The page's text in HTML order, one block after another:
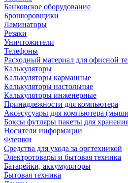
Банковское оборудование
Брошюровщики
Ламинаторы
Резаки
Уничтожители
Телефоны
Расходный материал для офисной
Калькуляторы
Калькуляторы карманные
Калькуляторы настольные
Калькуляторы инженерные
Принадлежности для компьютера
Аксесусуары для компьютера
Боксы футляры пакеты для
Носители информации
Флешки
Средства для ухода за оргтехникой
Электротовары и бытовая техника
Батарейки, аккумуляторы
Бытовая техника